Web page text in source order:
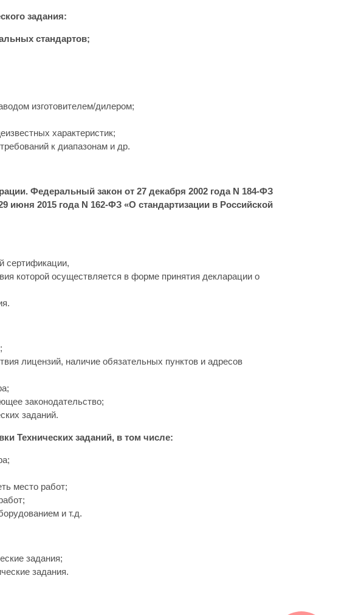
задания:
стандартов;
изготовителем/дилером;
характеристик;
к диапазонам и др.
Федеральный закон от 27 декабря 2002 года N 184-ФЗ
июня 2015 года N 162-ФЗ «О стандартизации в Российской
сертификации,
которой осуществляется в форме принятия декларации о
лицензий, наличие обязательных пунктов и адресов
законодательство;
заданий.
Технических заданий, в том числе:
место работ;
и т.д.
задания;
задания.